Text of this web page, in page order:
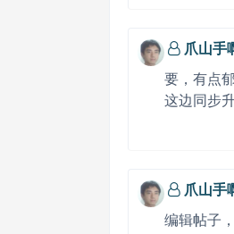
爪山手
要，有点
这边同步
爪山手
编辑帖子